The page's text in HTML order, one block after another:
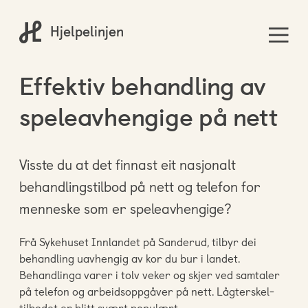
Hjelpelinjen
Effektiv behandling av
speleavhengige på nett
Visste du at det finnast eit nasjonalt
behandlingstilbod på nett og telefon for
menneske som er speleavhengige?
Frå Sykehuset Innlandet på Sanderud, tilbyr dei
behandling uavhengig av kor du bur i landet.
Behandlinga varer i tolv veker og skjer ved samtaler
på telefon og arbeidsoppgåver på nett. Lågterskel-